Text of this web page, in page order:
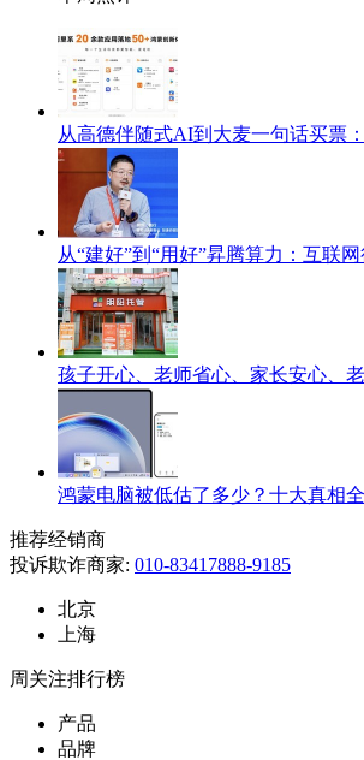
从高德伴随式AI到大麦一句话买票
从“建好”到“用好”昇腾算力：互联
孩子开心、老师省心、家长安心、
鸿蒙电脑被低估了多少？十大真相
推荐经销商
投诉欺诈商家: 010-83417888-9185
北京
上海
周关注排行榜
产品
品牌